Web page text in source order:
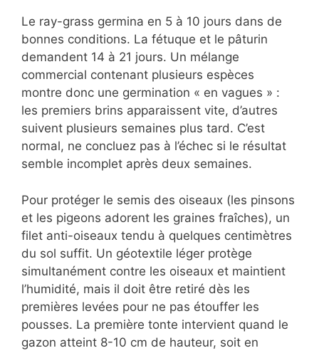
Le ray-grass germina en 5 à 10 jours dans de
bonnes conditions. La fétuque et le pâturin
demandent 14 à 21 jours. Un mélange
commercial contenant plusieurs espèces
montre donc une germination « en vagues » :
les premiers brins apparaissent vite, d’autres
suivent plusieurs semaines plus tard. C’est
normal, ne concluez pas à l’échec si le résultat
semble incomplet après deux semaines.
Pour protéger le semis des oiseaux (les pinsons
et les pigeons adorent les graines fraîches), un
filet anti-oiseaux tendu à quelques centimètres
du sol suffit. Un géotextile léger protège
simultanément contre les oiseaux et maintient
l’humidité, mais il doit être retiré dès les
premières levées pour ne pas étouffer les
pousses. La première tonte intervient quand le
gazon atteint 8-10 cm de hauteur, soit en